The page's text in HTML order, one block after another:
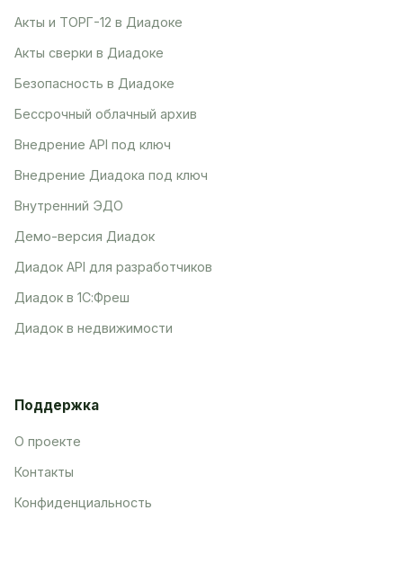
Акты и ТОРГ-12 в Диадоке
Акты сверки в Диадоке
Безопасность в Диадоке
Бессрочный облачный архив
Внедрение API под ключ
Внедрение Диадока под ключ
Внутренний ЭДО
Демо-версия Диадок
Диадок API для разработчиков
Диадок в 1С:Фреш
Диадок в недвижимости
Поддержка
О проекте
Контакты
Конфиденциальность